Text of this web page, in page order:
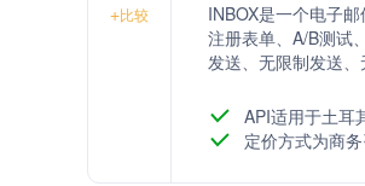
+比较
INBOX是一个电子
注册表单、A/B测试
发送、无限制发送
API适用于土耳
定价方式为商